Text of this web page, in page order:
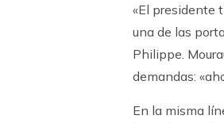
«El presidente
una de las
Philippe.
demandas:
En la misma